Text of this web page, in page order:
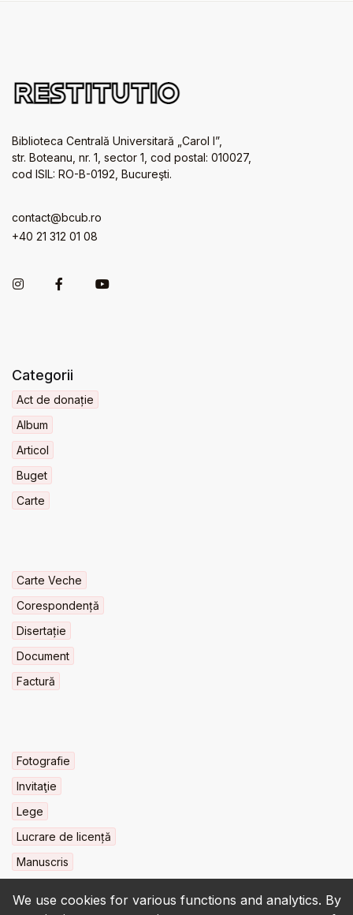
We use cookies for various functions and analytics. By
Biblioteca Centrală Universitară „Carol I”,
str. Boteanu, nr. 1, sector 1, cod postal: 010027,
cod ISIL: RO-B-0192, Bucureşti.
contact@bcub.ro
+40 21 312 01 08
Categorii
Act de donație
Album
Articol
Buget
Carte
Carte Veche
Corespondență
Disertație
Document
Factură
Fotografie
Invitaţie
Lege
Lucrare de licență
Manuscris